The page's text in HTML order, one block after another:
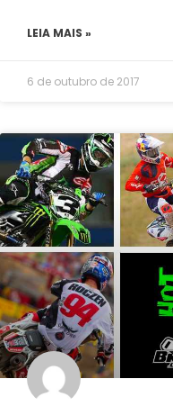
LEIA MAIS »
6 de outubro de 2017